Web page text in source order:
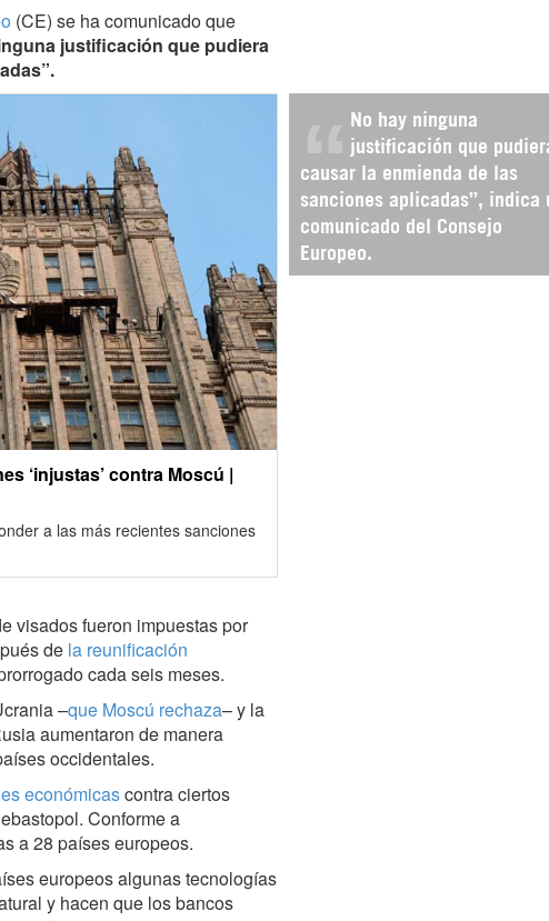
(CE) se ha comunicado que
justificación que pudiera
No hay ninguna
justificación que
causar la enmienda de las
sanciones aplicadas”, indica
comunicado del Consejo
Europeo.
‘injustas’ contra Moscú |
a las más recientes sanciones
visados fueron impuestas por
de la reunificación
cada seis meses.
–que Moscú rechaza– y la
aumentaron de manera
occidentales.
económicascontra ciertos
Conforme a
a 28 países europeos.
europeos algunas tecnologías
y hacen que los bancos